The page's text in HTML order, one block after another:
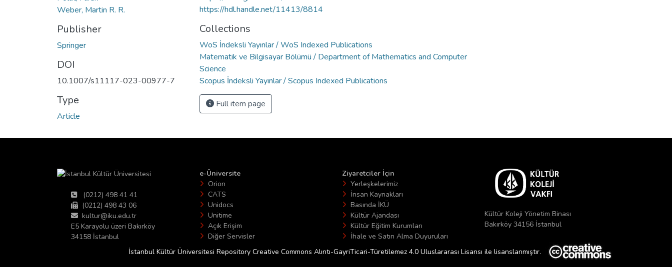
Weber, Martin R. R.
Publisher
Springer
DOI
10.1007/s11117-023-00977-7
Type
Article
https://hdl.handle.net/11413/8814
Collections
WoS İndeksli Yayınlar / WoS Indexed Publications
Matematik ve Bilgisayar Bölümü / Department of Mathematics and Computer
Science
Scopus İndeksli Yayınlar / Scopus Indexed Publications
Full item page
(0212) 498 41 41
(0212) 498 43 06
kultur@iku.edu.tr
E5 Karayolu üzeri Bakırköy
34158 İstanbul
e-Üniversite
Orion
CATS
Unidocs
Unitime
Açık Erişim
Diğer Servisler
Ziyaretciler İçin
Yerleşkelerimiz
İnsan Kaynakları
Basında İKÜ
Kültür Ajandası
Kültür Eğitim Kurumları
İhale ve Satın Alma Duyuruları
Kültür Koleji Yönetim Binası
Bakırköy 34156 İstanbul
İstanbul Kültür Üniversitesi Repository Creative Commons Alıntı-GayriTicari-Türetilemez 4.0 Uluslararası Lisansı ile lisanslanmıştır.